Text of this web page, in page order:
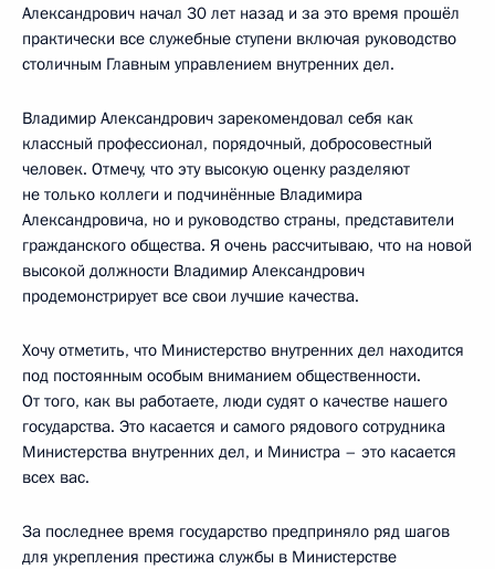
Александрович начал 30 лет назад и за это время прошёл
практически все служебные ступени включая руководство
столичным Главным управлением внутренних дел.
Владимир Александрович зарекомендовал себя как
классный профессионал, порядочный, добросовестный
человек. Отмечу, что эту высокую оценку разделяют
не только коллеги и подчинённые Владимира
Александровича, но и руководство страны, представители
гражданского общества. Я очень рассчитываю, что на новой
высокой должности Владимир Александрович
продемонстрирует все свои лучшие качества.
Хочу отметить, что Министерство внутренних дел находится
под постоянным особым вниманием общественности.
От того, как вы работаете, люди судят о качестве нашего
государства. Это касается и самого рядового сотрудника
Министерства внутренних дел, и Министра – это касается
всех вас.
За последнее время государство предприняло ряд шагов
для укрепления престижа службы в Министерстве